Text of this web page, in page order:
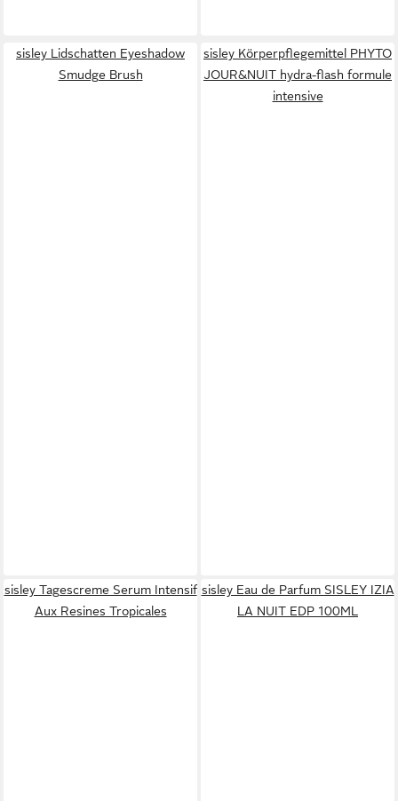
sisley Lidschatten Eyeshadow
Smudge Brush
sisley Körperpflegemittel PHYTO
JOUR&NUIT hydra-flash formule
intensive
sisley Tagescreme Serum Intensif
Aux Resines Tropicales
sisley Eau de Parfum SISLEY IZIA
LA NUIT EDP 100ML